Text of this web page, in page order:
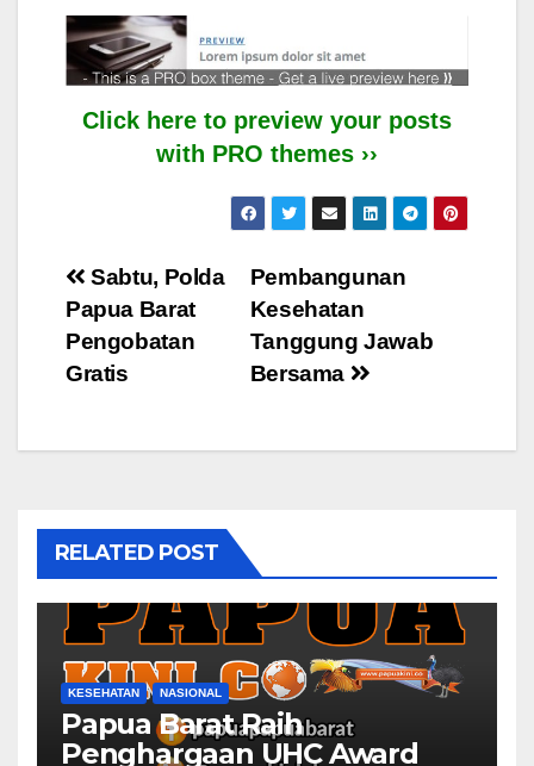
Click here to preview your posts
with PRO themes ››
Post
navigation
Pembangunan
Kesehatan
Tanggung Jawab
Bersama
Sabtu, Polda
Papua Barat
Pengobatan
Gratis
RELATED POST
KESEHATAN NASIONAL
Papua Barat Raih
Penghargaan UHC Award